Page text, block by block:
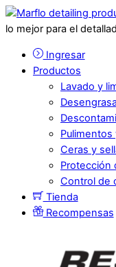
lo mejor para el
Ingresar
Productos
Lavado y
Pulimentos
Ceras y
Protección
Control de
Tienda
Recompensas